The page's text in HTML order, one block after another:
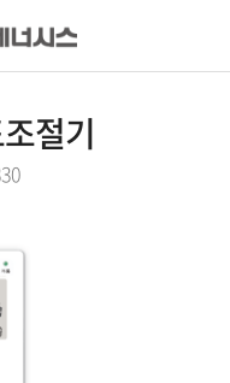
절기